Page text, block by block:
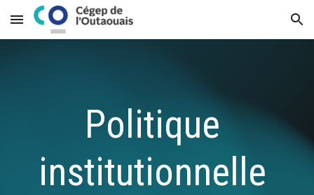
Skip to main content Skip to navigation
Politique
institutionnelle